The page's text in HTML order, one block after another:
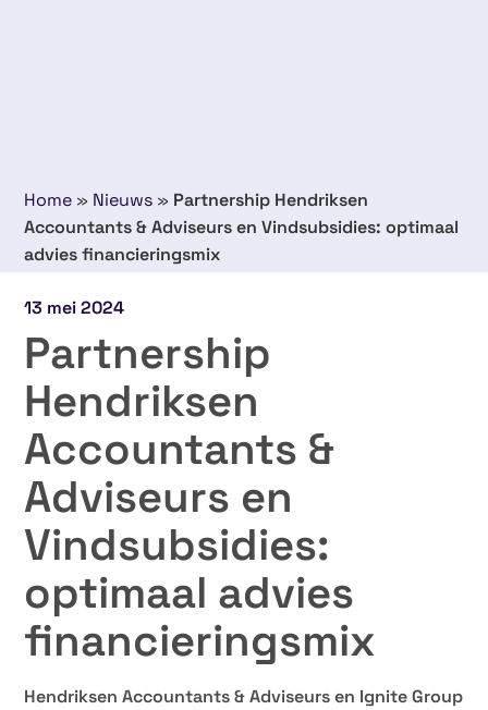
Home » Nieuws » Partnership Hendriksen
Accountants & Adviseurs en Vindsubsidies: optimaal
advies financieringsmix
13 mei 2024
Partnership
Hendriksen
Accountants &
Adviseurs en
Vindsubsidies:
optimaal advies
financieringsmix
Hendriksen Accountants & Adviseurs en Ignite Group